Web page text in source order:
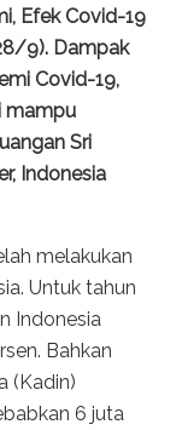
Efek Covid-19
9). Dampak
Covid-19,
mampu
Sri
Indonesia
melakukan
Untuk tahun
Indonesia
Bahkan
(Kadin)
6 juta